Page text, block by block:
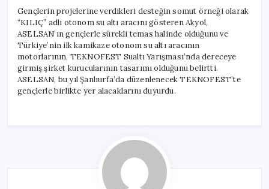
Gençlerin projelerine verdikleri desteğin somut örneği olarak
“KILIÇ” adlı otonom su altı aracını gösteren Akyol,
ASELSAN’ın gençlerle sürekli temas halinde olduğunu ve
Türkiye’nin ilk kamikaze otonom su altı aracının
motorlarının, TEKNOFEST Sualtı Yarışması’nda dereceye
girmiş şirket kurucularının tasarımı olduğunu belirtti.
ASELSAN, bu yıl Şanlıurfa’da düzenlenecek TEKNOFEST’te
gençlerle birlikte yer alacaklarını duyurdu.